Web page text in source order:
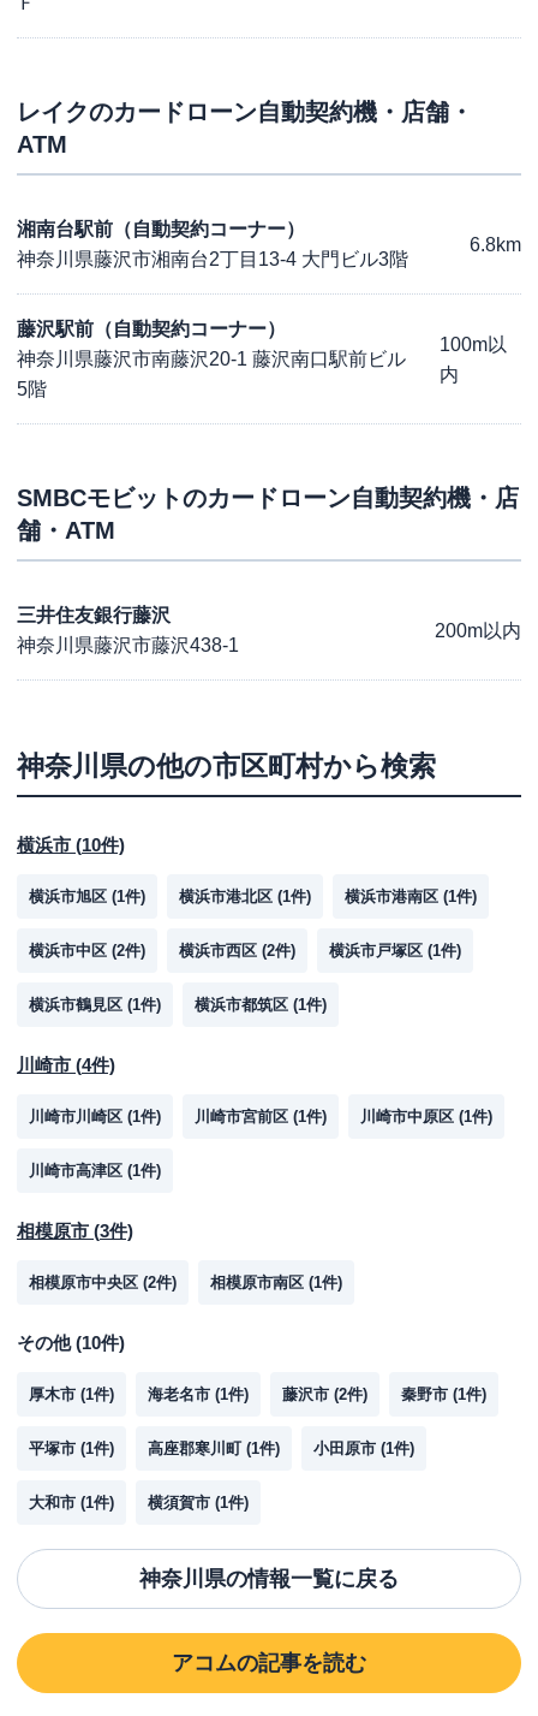
レイクのカードローン自動契約機・店舗・
ATM
湘南台駅前（自動契約コーナー）
神奈川県藤沢市湘南台2丁目13-4 大門ビル3階
6.8km
藤沢駅前（自動契約コーナー）
神奈川県藤沢市南藤沢20-1 藤沢南口駅前ビル
5階
100m以
内
SMBCモビットのカードローン自動契約機・店
舗・ATM
三井住友銀行藤沢
神奈川県藤沢市藤沢438-1
200m以内
神奈川県の他の市区町村から検索
横浜市 (10件)
横浜市旭区 (1件) 横浜市港北区 (1件) 横浜市港南区 (1件)
横浜市中区 (2件) 横浜市西区 (2件) 横浜市戸塚区 (1件)
横浜市鶴見区 (1件) 横浜市都筑区 (1件)
川崎市 (4件)
川崎市川崎区 (1件) 川崎市宮前区 (1件) 川崎市中原区 (1件)
川崎市高津区 (1件)
相模原市 (3件)
相模原市中央区 (2件) 相模原市南区 (1件)
その他(10件)
厚木市 (1件) 海老名市 (1件) 藤沢市 (2件) 秦野市 (1件)
平塚市 (1件) 高座郡寒川町 (1件) 小田原市 (1件)
大和市 (1件) 横須賀市 (1件)
神奈川県の情報一覧に戻る
アコムの記事を読む